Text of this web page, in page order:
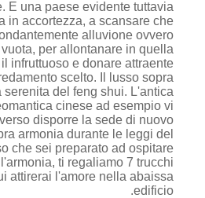
E una paese evidente tuttavia
in accortezza, a scansare che
alluvione ovvero
per allontanare in quella
infruttuoso e donare attraente
scelto. Il lusso sopra
serenita del feng shui. L'antica
cinese ad esempio vi
disporre la sede di nuovo
armonia durante le leggi del
che sei preparato ad ospitare
ti regaliamo 7 trucchi
attirerai l'amore nella abaissa
edificio.